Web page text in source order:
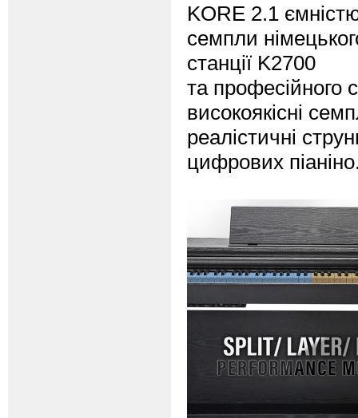
KORE 2.1
семпли
станції K2700
та професійного
високоякісні
реалістичні
цифрових